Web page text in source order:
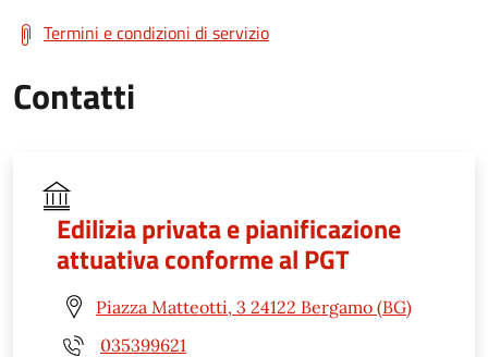
Termini e condizioni di servizio
Contatti
Edilizia privata e pianificazione
attuativa conforme al PGT
Piazza Matteotti, 3 24122 Bergamo (BG)
035399621